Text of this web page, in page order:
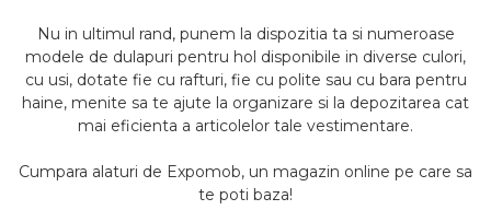
Nu in ultimul rand, punem la dispozitia ta si numeroase
modele de dulapuri pentru hol disponibile in diverse culori,
cu usi, dotate fie cu rafturi, fie cu polite sau cu bara pentru
haine, menite sa te ajute la organizare si la depozitarea cat
mai eficienta a articolelor tale vestimentare.
Cumpara alaturi de Expomob, un magazin online pe care sa
te poti baza!